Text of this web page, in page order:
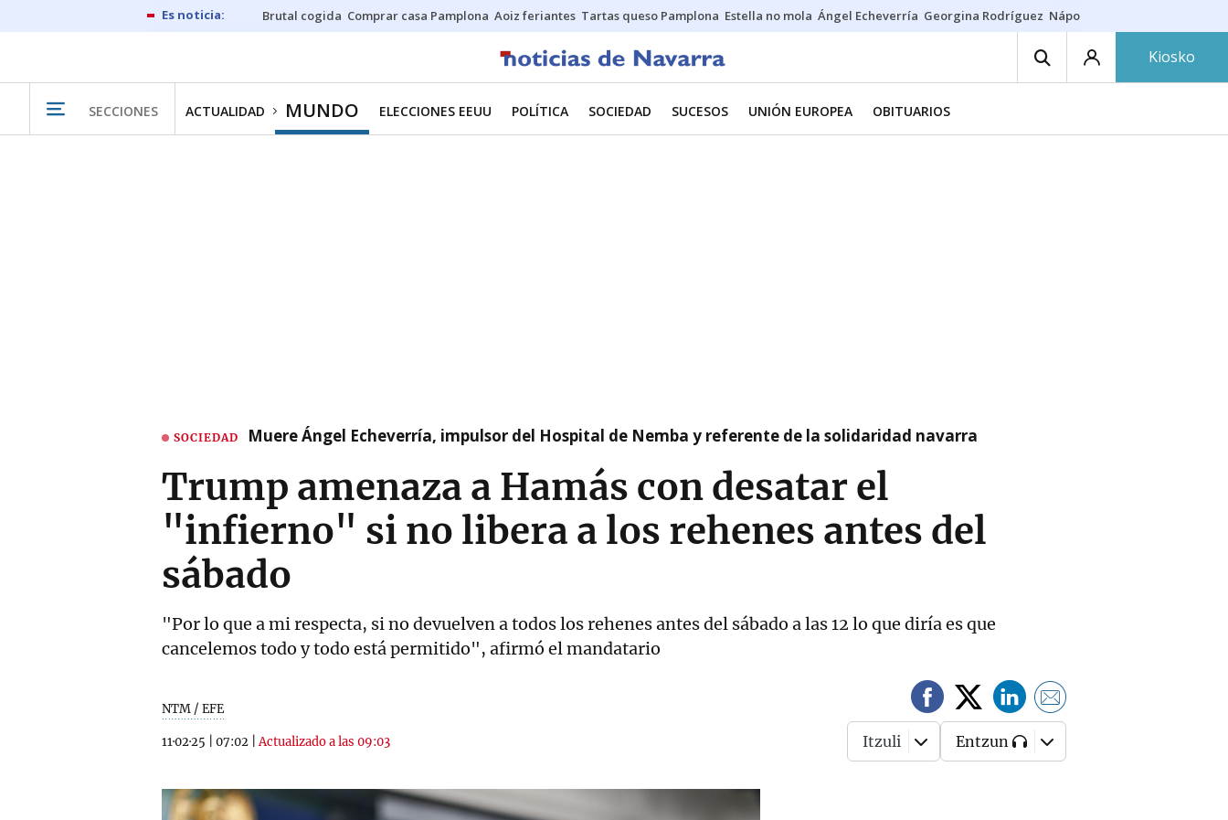
Brutal cogida Comprar casa Pamplona Aoiz feriantes Tartas queso Pamplona Estella no mola Ángel Echeverría Georgina Rodríguez Nápoles - Osasuna
Kiosko
SECCIONES ACTUALIDAD MUNDO ELECCIONES EEUU POLÍTICA SOCIEDAD SUCESOS UNIÓN EUROPEA OBITUARIOS
SOCIEDAD Muere Ángel Echeverría, impulsor del Hospital de Nemba y referente de la solidaridad navarra
Trump amenaza a Hamás con desatar el
"infierno" si no libera a los rehenes antes del
sábado
"Por lo que a mi respecta, si no devuelven a todos los rehenes antes del sábado a las 12 lo que diría es que
cancelemos todo y todo está permitido", afirmó el mandatario
NTM / EFE
11·02·25 07:02 |Actualizado a las 09:03 Itzuli Entzun